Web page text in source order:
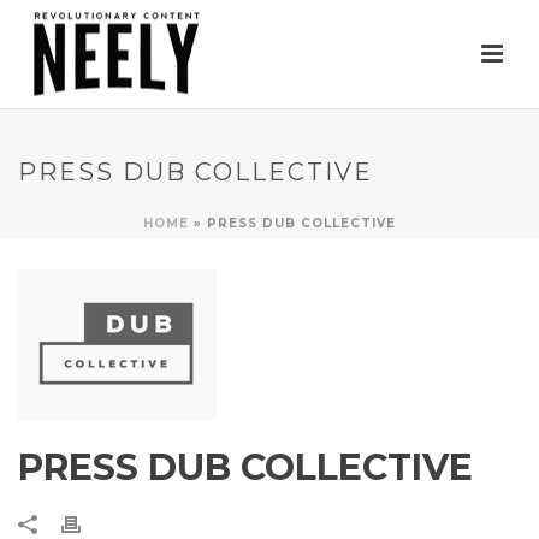
PRESS DUB COLLECTIVE
HOME » PRESS DUB COLLECTIVE
PRESS DUB COLLECTIVE